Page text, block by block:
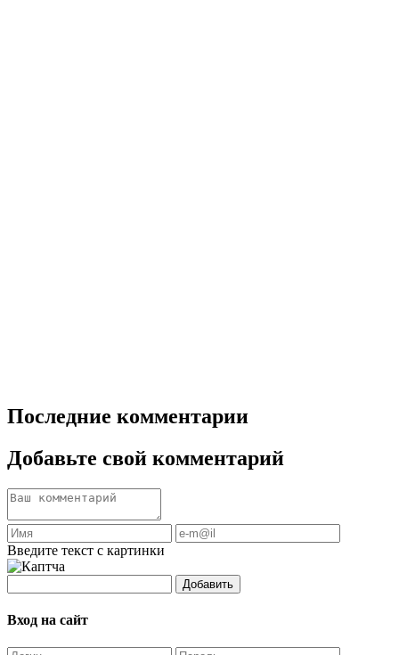
Последние комментарии
Добавьте свой комментарий
Введите текст с картинки
Добавить
Вход на сайт